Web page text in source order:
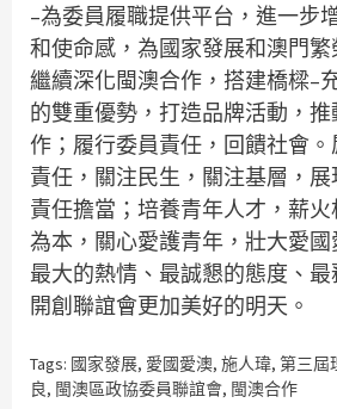
–為委員履職提供平台，進一步
和使命感，為國家發展和澳門繁
繼續深化閩澳合作，搭建橋樑–
的雙重優勢，打造品牌活動，
作；履行委員責任，回饋社會
責任，關注民生，關注基層，
責任擔當；培養青年人才，薪
為本，關心愛護青年，壯大愛
最大的熱情、最誠懇的態度、
開創聯誼會更加美好的明天。
Tags: 國家發展, 愛國愛澳, 施人瑋, 第三屆
良, 閩澳區政協委員聯誼會, 閩澳合作